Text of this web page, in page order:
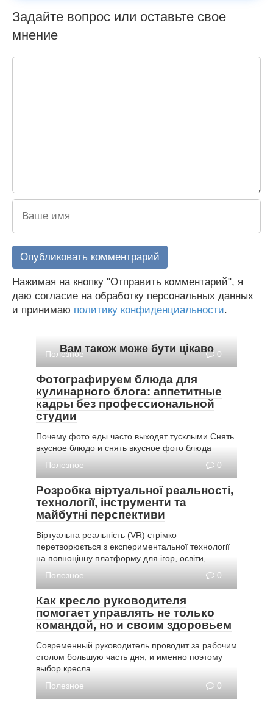
Задайте вопрос или оставьте свое
мнение
Нажимая на кнопку "Отправить комментарий", я
даю согласие на обработку персональных данных
и принимаю политику конфиденциальности.
Вам також може бути цікаво
Полезное 0
Фотографируем блюда для
кулинарного блога: аппетитные
кадры без профессиональной
студии
Почему фото еды часто выходят тусклыми Снять
вкусное блюдо и снять вкусное фото блюда
Полезное
0
Розробка віртуальної реальності,
технології, інструменти та
майбутні перспективи
Віртуальна реальність (VR) стрімко
перетворюється з експериментальної технології
на повноцінну платформу для ігор, освіти,
Полезное
0
Как кресло руководителя
помогает управлять не только
командой, но и своим здоровьем
Современный руководитель проводит за рабочим
столом большую часть дня, и именно поэтому
выбор кресла
Полезное
0